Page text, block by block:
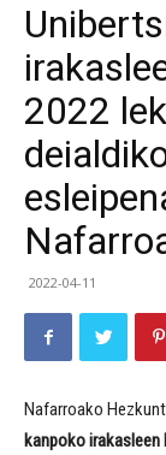
2022
2022-04-11
Nafarroako
kanpoko